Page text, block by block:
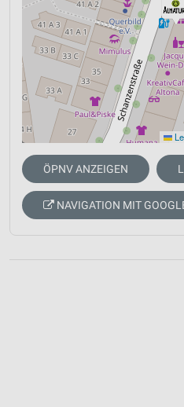
ÖPNV ANZEIGEN
NAVIGATION MIT